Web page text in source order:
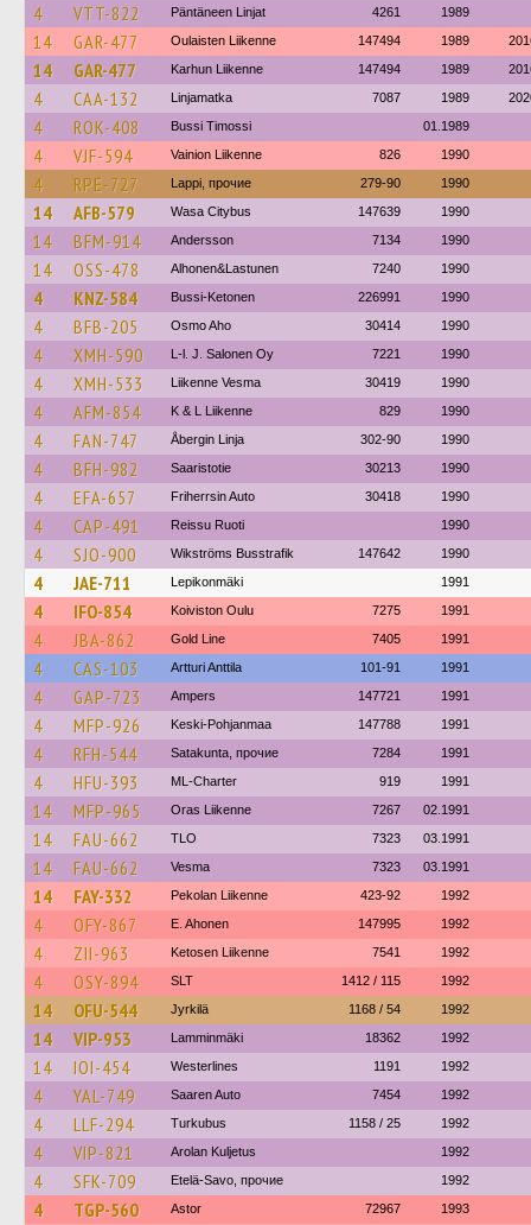
4 VTT-822 Päntäneen Linjat 4261 1989
14 GAR-477 Oulaisten Liikenne 147494 1989
14 GAR-477 Karhun Liikenne 147494 1989
4 CAA-132 Linjamatka 7087 1989
4 ROK-408 Bussi Timossi 01.1989
4 VJF-594 Vainion Liikenne 826 1990
4 RPE-727 Lappi, прочие 279-90 1990
14 AFB-579 Wasa Citybus 147639 1990
14 BFM-914 Andersson 7134 1990
14 OSS-478 Alhonen&Lastunen 7240 1990
4 KNZ-584 Bussi-Ketonen 226991 1990
4 BFB-205 Osmo Aho 30414 1990
4 XMH-590 L-l. J. Salonen Oy 7221 1990
4 XMH-533 Liikenne Vesma 30419 1990
4 AFM-854 K & L Liikenne 829 1990
4 FAN-747 Åbergin Linja 302-90 1990
4 BFH-982 Saaristotie 30213 1990
4 EFA-657 Friherrsin Auto 30418 1990
4 CAP-491 Reissu Ruoti 1990
4 SJO-900 Wikströms Busstrafik 147642 1990
4 JAE-711 Lepikonmäki 1991
4 IFO-854 Koiviston Oulu 7275 1991
4 JBA-862 Gold Line 7405 1991
4 CAS-103 Artturi Anttila 101-91 1991
4 GAP-723 Ampers 147721 1991
4 MFP-926 Keski-Pohjanmaa 147788 1991
4 RFH-544 Satakunta, прочие 7284 1991
4 HFU-393 ML-Charter 919 1991
14 MFP-965 Oras Liikenne 7267 02.1991
14 FAU-662 TLO 7323 03.1991
14 FAU-662 Vesma 7323 03.1991
14 FAY-332 Pekolan Liikenne 423-92 1992
4 OFY-867 E. Ahonen 147995 1992
4 ZII-963 Ketosen Liikenne 7541 1992
4 OSY-894 SLT 1412 / 115 1992
14 OFU-544 Jyrkilä 1168 / 54 1992
14 VIP-953 Lamminmäki 18362 1992
14 IOI-454 Westerlines 1191 1992
4 YAL-749 Saaren Auto 7454 1992
4 LLF-294 Turkubus 1158 / 25 1992
4 VIP-821 Arolan Kuljetus 1992
4 SFK-709 Etelä-Savo, прочие 1992
4 TGP-560 Astor 72967 1993